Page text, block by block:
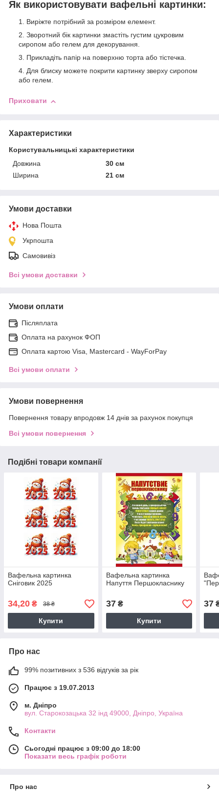
Як використовувати вафельні картинки:
Виріжте потрібний за розміром елемент.
Зворотний бік картинки змастіть густим цукровим
сиропом або гелем для декорування.
Прикладіть папір на поверхню торта або тістечка.
Для блиску можете покрити картинку зверху сиропом
або гелем.
Приховати
Характеристики
Користувальницькі характеристики
Довжина
30 см
Ширина
21 см
Умови доставки
Нова Пошта
Укрпошта
Самовивіз
Всі умови доставки
Умови оплати
Післяплата
Оплата на рахунок ФОП
Оплата картою Visa, Mastercard - WayForPay
Всі умови оплати
Умови повернення
Повернення товару впродовж 14 днів за рахунок покупця
Всі умови повернення
Подібні товари компанії
Вафельна картинка
Сніговик 2025
34,20 ₴ 38 ₴
Купити
Вафельна картинка
Напуття Першокласнику
37₴
Купити
37
Про нас
99% позитивних з 536 відгуків за рік
Працює з 19.07.2013
м. Дніпро
вул. Старокозацька 32 інд 49000, Дніпро, Україна
Контакти
Сьогодні працює з 09:00 до 18:00
Показати весь графік роботи
Про нас